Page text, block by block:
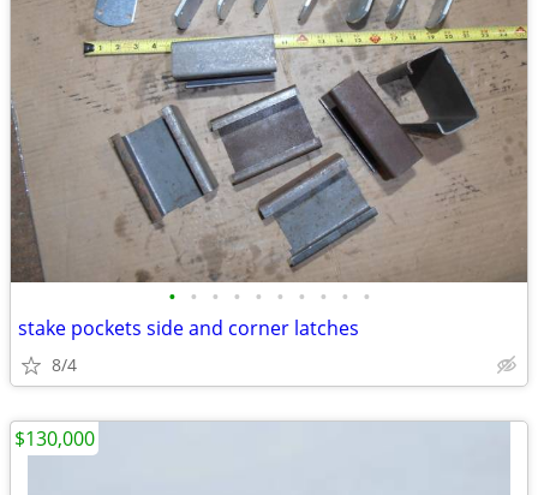
• • • • • • • • • •
stake pockets side and corner latches
8/4
$130,000